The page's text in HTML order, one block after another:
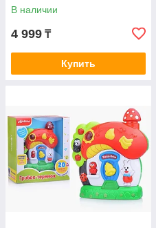
В наличии
4 999 ₸
Купить